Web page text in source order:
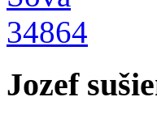
34864
Jozef